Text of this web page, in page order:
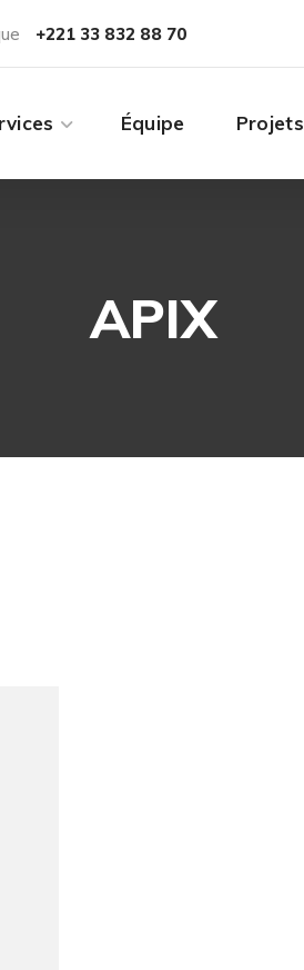
+221 33 832 88 70
Équipe Projets
Contact
APIX